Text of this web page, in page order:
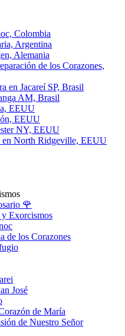
Colombia
Argentina
Alemania
de los Corazones,
en Jacareí SP, Brasil
AM, Brasil
EEUU
EEUU
NY, EEUU
en North Ridgeville, EEUU
🌹
y Exorcismos
de los Corazones
José
de María
de Nuestro Señor